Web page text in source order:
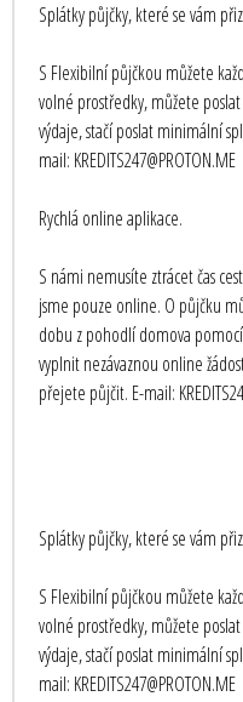
Splátky půjčky, které se vám
S Flexibilní půjčkou můžete
volné prostředky, můžete
výdaje, stačí poslat minimální
mail: KREDITS247@PROTON.ME
Rychlá online aplikace.
S námi nemusíte ztrácet čas
jsme pouze online. O půjčku
dobu z pohodlí domova
vyplnit nezávaznou online
přejete půjčit. E-mail:
Splátky půjčky, které se vám
S Flexibilní půjčkou můžete
volné prostředky, můžete
výdaje, stačí poslat minimální
mail: KREDITS247@PROTON.ME